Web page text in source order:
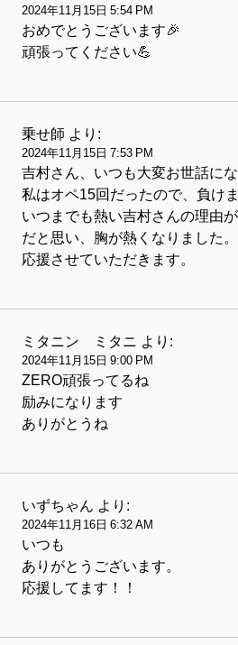
2024年11月15日 5:54 PM
おめでとうございます🎉
頑張ってください💪
乗せ師 より:
2024年11月15日 7:53 PM
吉村さん、いつも大変お世話にな
私はオペ15回だったので、負け
いつまでも熱い吉村さんの理由
だと思い、胸が熱くなりました。
応援させていただきます。
ミタニン ミタニ より:
2024年11月15日 9:00 PM
ZERO頑張ってるね
励みになります
ありがとうね
いずちゃん より:
2024年11月16日 6:32 AM
いつも
ありがとうございます。
応援してます！！